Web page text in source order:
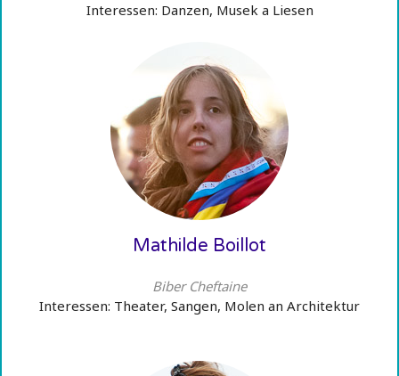
Interessen: Danzen, Musek a Liesen
Mathilde Boillot
Biber Cheftaine
Interessen: Theater, Sangen, Molen an Architektur